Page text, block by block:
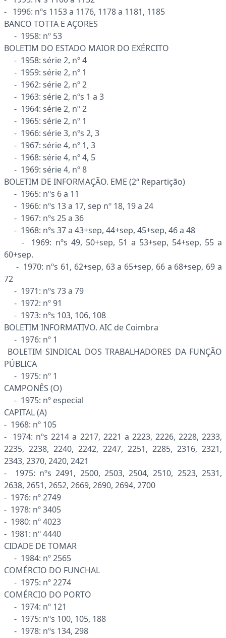
- 1996: nºs 1153 a 1176, 1178 a 1181, 1185
BANCO TOTTA E AÇORES
- 1958: nº 53
BOLETIM DO ESTADO MAIOR DO EXÉRCITO
- 1958: série 2, nº 4
- 1959: série 2, nº 1
- 1962: série 2, nº 2
- 1963: série 2, nºs 1 a 3
- 1964: série 2, nº 2
- 1965: série 2, nº 1
- 1966: série 3, nºs 2, 3
- 1967: série 4, nº 1, 3
- 1968: série 4, nº 4, 5
- 1969: série 4, nº 8
BOLETIM DE INFORMAÇÃO. EME (2ª Repartição)
- 1965: nºs 6 a 11
- 1966: nºs 13 a 17, sep nº 18, 19 a 24
- 1967: nºs 25 a 36
- 1968: nºs 37 a 43+sep, 44+sep, 45+sep, 46 a 48
- 1969: nºs 49, 50+sep, 51 a 53+sep, 54+sep, 55 a
60+sep.
- 1970: nºs 61, 62+sep, 63 a 65+sep, 66 a 68+sep, 69 a
72
- 1971: nºs 73 a 79
- 1972: nº 91
- 1973: nºs 103, 106, 108
BOLETIM INFORMATIVO. AIC de Coimbra
- 1976: nº 1
BOLETIM SINDICAL DOS TRABALHADORES DA FUNÇÃO
PÚBLICA
- 1975: nº 1
CAMPONÊS (O)
- 1975: nº especial
CAPITAL (A)
- 1968: nº 105
- 1974: nºs 2214 a 2217, 2221 a 2223, 2226, 2228, 2233,
2235, 2238, 2240, 2242, 2247, 2251, 2285, 2316, 2321,
2343, 2370, 2420, 2421
- 1975: nºs 2491, 2500, 2503, 2504, 2510, 2523, 2531,
2638, 2651, 2652, 2669, 2690, 2694, 2700
- 1976: nº 2749
- 1978: nº 3405
- 1980: nº 4023
- 1981: nº 4440
CIDADE DE TOMAR
- 1984: nº 2565
COMÉRCIO DO FUNCHAL
- 1975: nº 2274
COMÉRCIO DO PORTO
- 1974: nº 121
- 1975: nºs 100, 105, 188
- 1978: nºs 134, 298